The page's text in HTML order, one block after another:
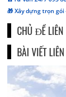
🎁 Xây dựng trọn gói
CHỦ ĐỀ
BÀI VIẾT